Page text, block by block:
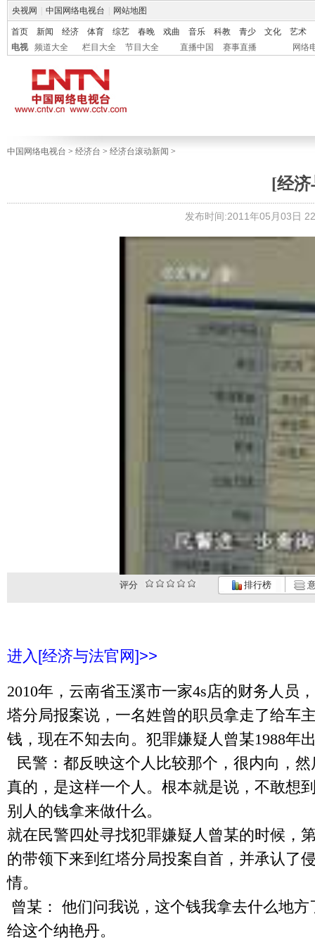
央视网 中国网络电视台 网站地图
首页 新闻 经济 体育 综艺 春晚 戏曲 音乐 科教 青少 文化
艺术
电视
频道大全 栏目大全 节目大全 直播中国 赛事直播 网络
中国网络电视台 > 经济台 > 经济台滚动新闻 >
[经济
发布时间:2011年05月03日
评分 排行榜
进入[经济与法官网]>>
2010年，云南省玉溪市一家4s店的财务人员
塔分局报案说，一名姓曾的职员拿走了给车
钱，现在不知去向。犯罪嫌疑人曾某1988年
民警：都反映这个人比较那个，很内向，
真的，是这样一个人。根本就是说，不敢想
别人的钱拿来做什么。
就在民警四处寻找犯罪嫌疑人曾某的时候，
的带领下来到红塔分局投案自首，并承认了
情。
曾某： 他们问我说，这个钱我拿去什么地
给这个纳艳丹。